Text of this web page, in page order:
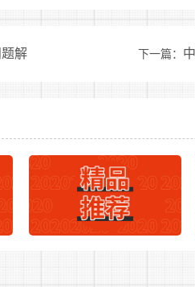
。
关规定执行。具体办法由省级
便利报考者报名和参加考试。
综合管理工作。具体包括：
解 下一篇：